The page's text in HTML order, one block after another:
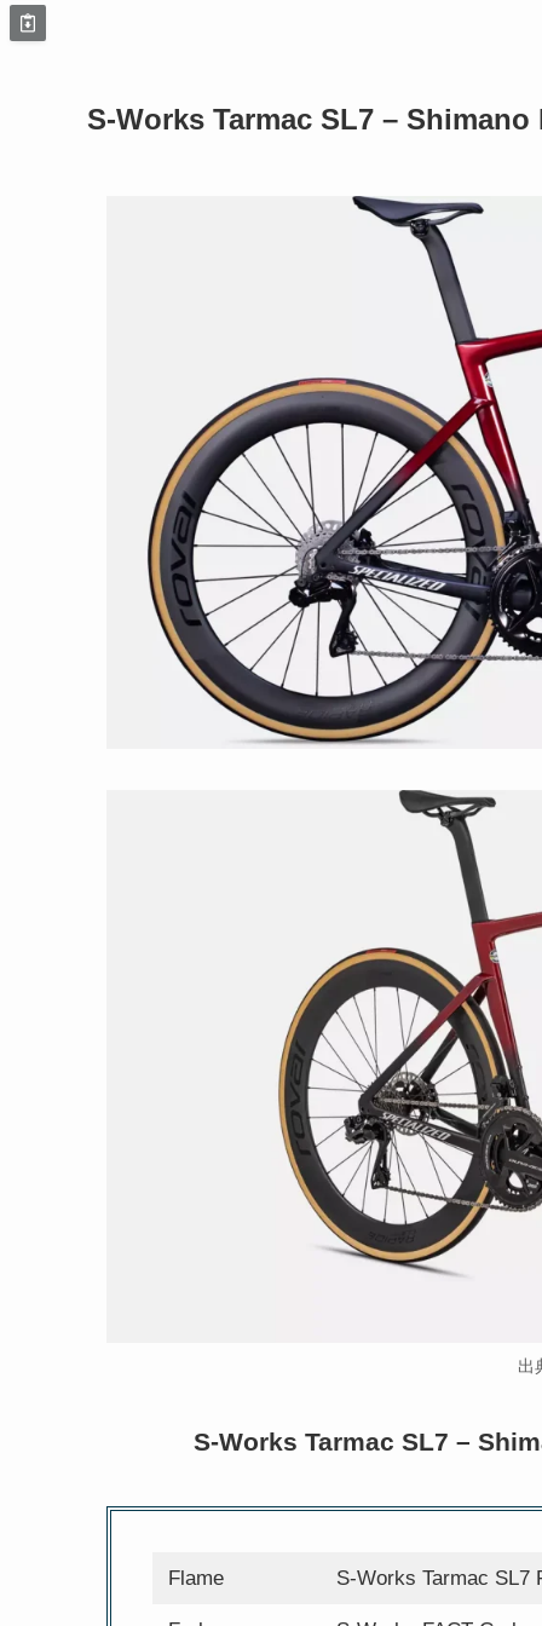
S-Works Tarmac SL7 – Shimano
出
S-Works Tarmac SL7 –
Flame S-Works Tarmac SL7